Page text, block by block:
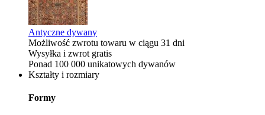
Antyczne dywany
Możliwość zwrotu towaru w ciągu 31 dni
Wysyłka i zwrot gratis
Ponad 100 000 unikatowych dywanów
Kształty i rozmiary
Formy